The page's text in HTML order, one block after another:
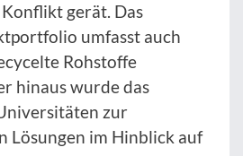
gerät. Das
umfasst auch
Rohstoffe
hinaus wurde das
zur
Lösungen im Hinblick auf